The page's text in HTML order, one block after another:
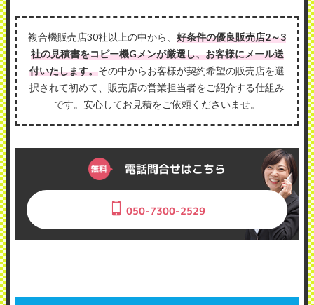
複合機販売店30社以上の中から、 好条件の優良販売店2～3
社の見積書をコピー機Gメンが厳選し、お客様にメール送
付いたします。その中からお客様が契約希望の販売店を選
択されて初めて、販売店の営業担当者をご紹介する仕組み
です。安心してお見積をご依頼くださいませ。
電話問合せはこちら
050-7300-2529